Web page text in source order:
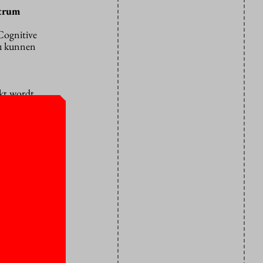
kunnen
wordt.
tot
fokken
loop
Daar